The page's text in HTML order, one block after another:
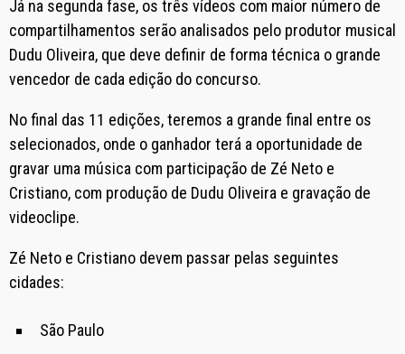
Já na segunda fase, os três vídeos com maior número de
compartilhamentos serão analisados pelo produtor musical
Dudu Oliveira, que deve definir de forma técnica o grande
vencedor de cada edição do concurso.
No final das 11 edições, teremos a grande final entre os
selecionados, onde o ganhador terá a oportunidade de
gravar uma música com participação de Zé Neto e
Cristiano, com produção de Dudu Oliveira e gravação de
videoclipe.
Zé Neto e Cristiano devem passar pelas seguintes
cidades:
São Paulo